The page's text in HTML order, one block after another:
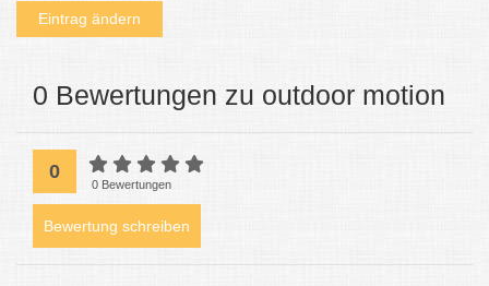
Eintrag ändern
0 Bewertungen zu outdoor motion
0
0 Bewertungen
Bewertung schreiben